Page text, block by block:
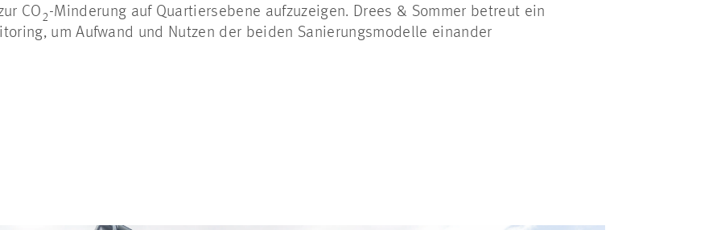
CO 2 -Minderung auf Quartiersebene aufzuzeigen. Drees & Sommer betreut ein
um Aufwand und Nutzen der beiden Sanierungsmodelle einander